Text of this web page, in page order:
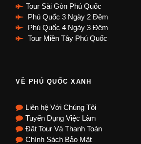
Tour Sài Gòn Phú Quốc
Phú Quốc 3 Ngày 2 Đêm
Phú Quốc 4 Ngày 3 Đêm
Tour Miền Tây Phú Quốc
VỀ PHÚ QUỐC XANH
Liên hệ Với Chúng Tôi
Tuyển Dụng Việc Làm
Đặt Tour Và Thanh Toán
Chính Sách Bảo Mật